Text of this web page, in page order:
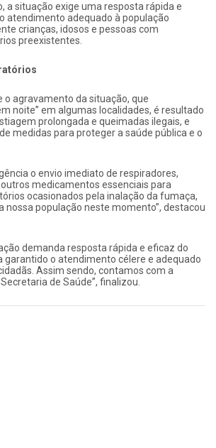
a situação exige uma resposta rápida e
atendimento adequado à população
crianças, idosos e pessoas com
preexistentes.
o agravamento da situação, que
noite” em algumas localidades, é resultado
prolongada e queimadas ilegais, e
medidas para proteger a saúde pública e o
o envio imediato de respiradores,
medicamentos essenciais para
ocasionados pela inalação da fumaça,
nossa população neste momento”, destacou
demanda resposta rápida e eficaz do
garantido o atendimento célere e adequado
Assim sendo, contamos com a
de Saúde”, finalizou.